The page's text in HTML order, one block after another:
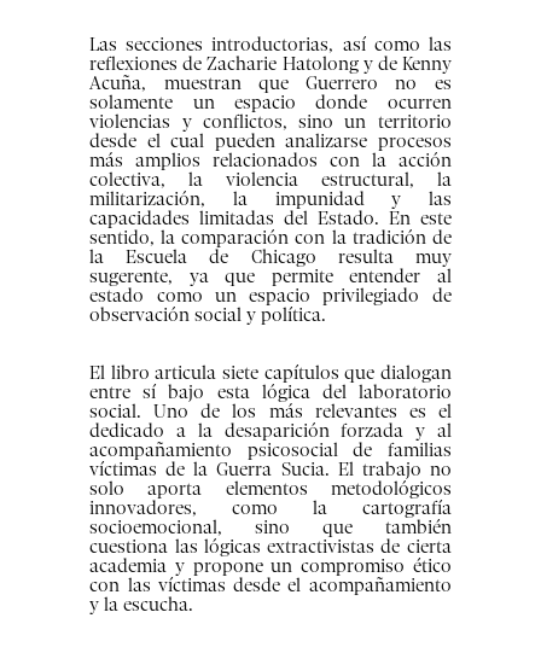
Las secciones introductorias, así como las
reflexiones de Zacharie Hatolong y de Kenny
Acuña, muestran que Guerrero no es
solamente un espacio donde ocurren
violencias y conflictos, sino un territorio
desde el cual pueden analizarse procesos
más amplios relacionados con la acción
colectiva, la violencia estructural, la
militarización, la impunidad y las
capacidades limitadas del Estado. En este
sentido, la comparación con la tradición de
la Escuela de Chicago resulta muy
sugerente, ya que permite entender al
estado como un espacio privilegiado de
observación social y política.
El libro articula siete capítulos que dialogan
entre sí bajo esta lógica del laboratorio
social. Uno de los más relevantes es el
dedicado a la desaparición forzada y al
acompañamiento psicosocial de familias
víctimas de la Guerra Sucia. El trabajo no
solo aporta elementos metodológicos
innovadores, como la cartografía
socioemocional, sino que también
cuestiona las lógicas extractivistas de cierta
academia y propone un compromiso ético
con las víctimas desde el acompañamiento
y la escucha.